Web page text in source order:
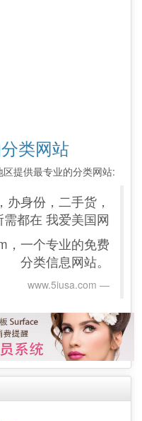
类网站
提供最专业的分类网站:
身份，二手货，
都在 我爱美国网
，一个专业的免费
分类信息网站。
www.5iusa.com‎